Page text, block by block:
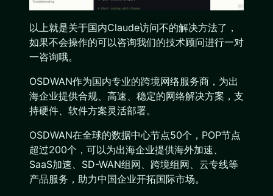
以上就是关于国内Claude访问不的解决方法了，
如果不会操作的可以咨询我们的技术顾问进行一对
一咨询哦。
OSDWAN作为国内专业的跨境网络服务商，为出
海企业提供合规、高速、稳定的网络解决方案，支
持硬件、软件方案灵活部署。
OSDWAN在全球的数据中心节点50个，POP节点
超过200个，可以为出海企业提供海外加速、
SaaS加速、SD-WAN组网、跨境组网、云专线等
产品服务，助力中国企业开拓国际市场。